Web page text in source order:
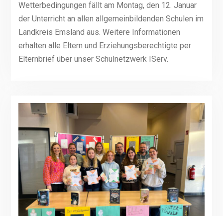
Wetterbedingungen fällt am Montag, den 12. Januar
der Unterricht an allen allgemeinbildenden Schulen im
Landkreis Emsland aus. Weitere Informationen
erhalten alle Eltern und Erziehungsberechtigte per
Elternbrief über unser Schulnetzwerk IServ.